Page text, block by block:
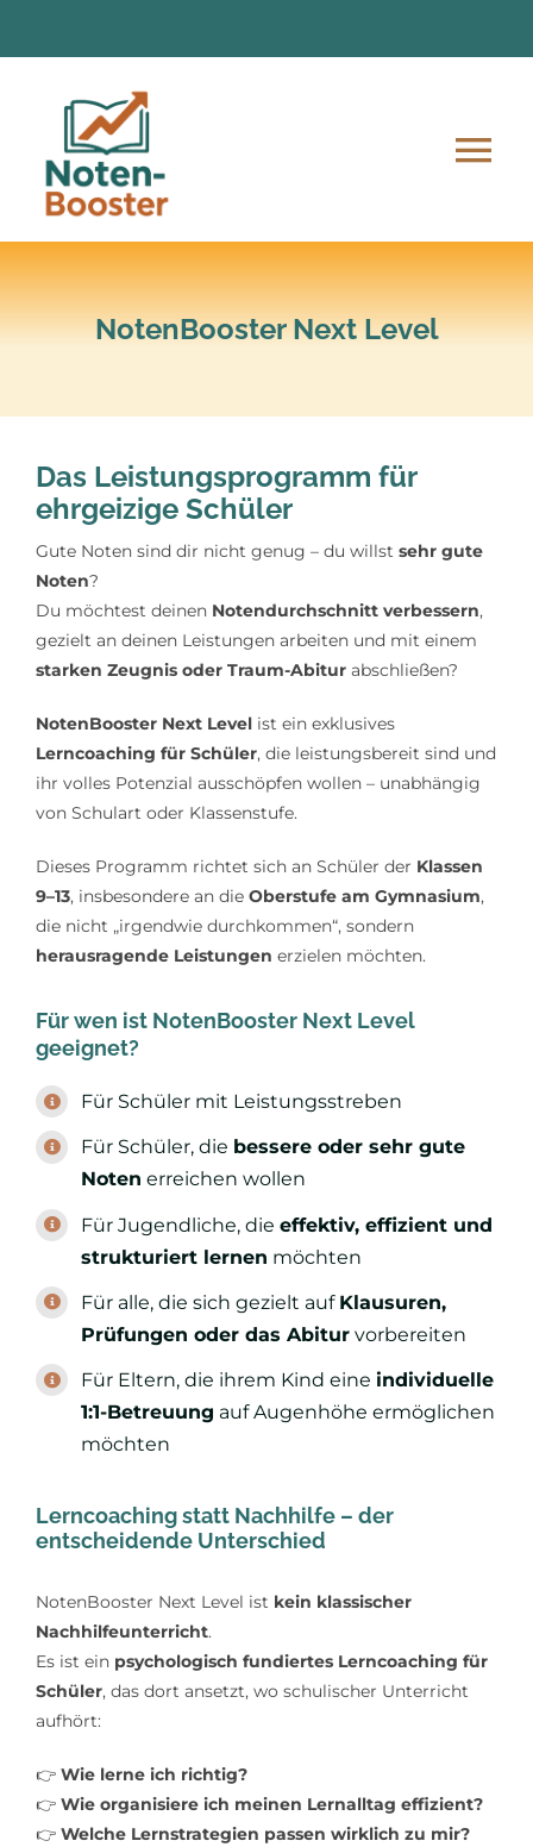
Angebote
Anmeldung und Ablauf
Lern-Material
Lerntipps
NotenBooster Next Level
Das Leistungsprogramm für
ehrgeizige Schüler
Gute Noten sind dir nicht genug – du willst sehr gute
Noten?
Du möchtest deinen Notendurchschnitt verbessern,
gezielt an deinen Leistungen arbeiten und mit einem
starken Zeugnis oder Traum-Abiturabschließen?
NotenBooster Next Levelist ein exklusives
Lerncoaching für Schüler, die leistungsbereit sind und
ihr volles Potenzial ausschöpfen wollen – unabhängig
von Schulart oder Klassenstufe.
Dieses Programm richtet sich an Schüler der Klassen
9–13, insbesondere an die Oberstufe am Gymnasium,
die nicht „irgendwie durchkommen“, sondern
herausragende Leistungen erzielen möchten.
Für wen ist NotenBooster Next Level
geeignet?
Für Schüler mit Leistungsstreben
Für Schüler, die bessere oder sehr gute
Noten erreichen wollen
Für Jugendliche, dieeffektiv, effizient und
strukturiert lernen möchten
Für alle, die sich gezielt auf Klausuren,
Prüfungen oder das Abitur vorbereiten
Für Eltern, die ihrem Kind eineindividuelle
1:1-Betreuung auf Augenhöhe ermöglichen
möchten
Lerncoaching statt Nachhilfe – der
entscheidende Unterschied
NotenBooster Next Level ist kein klassischer
Nachhilfeunterricht.
Es ist ein psychologisch fundiertes Lerncoaching für
Schüler, das dort ansetzt, wo schulischer Unterricht
aufhört:
👉 Wie lerne ich richtig?
👉 Wie organisiere ich meinen Lernalltag effizient?
👉 Welche Lernstrategien passen wirklich zu mir?